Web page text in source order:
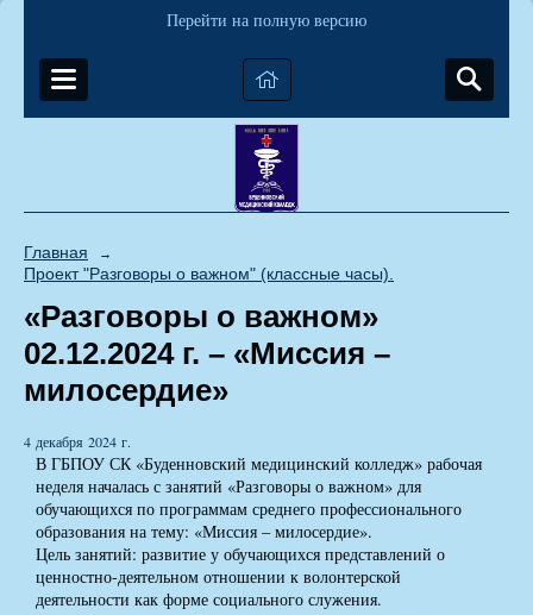
Перейти на полную версию
Главная →
Проект "Разговоры о важном" (классные часы).
«Разговоры о важном»
02.12.2024 г. – «Миссия –
милосердие»
4 декабря 2024 г.
В ГБПОУ СК «Буденновский медицинский колледж» рабочая
неделя началась с занятий «Разговоры о важном» для
обучающихся по программам среднего профессионального
образования на тему: «Миссия – милосердие».
Цель занятий: развитие у обучающихся представлений о
ценностно-деятельном отношении к волонтерской
деятельности как форме социального служения.